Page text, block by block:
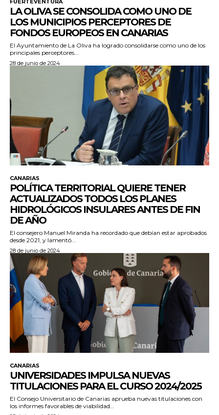
FUERTEVENTURA
LA OLIVA SE CONSOLIDA COMO UNO DE
LOS MUNICIPIOS PERCEPTORES DE
FONDOS EUROPEOS EN CANARIAS
El Ayuntamiento de La Oliva ha logrado consolidarse como uno de los
principales perceptores...
28 de junio de 2024
CANARIAS
POLÍTICA TERRITORIAL QUIERE TENER
ACTUALIZADOS TODOS LOS PLANES
HIDROLÓGICOS INSULARES ANTES DE FIN
DE AÑO
El consejero Manuel Miranda ha recordado que debían estar aprobados
desde 2021, y lamentó...
28 de junio de 2024
CANARIAS
UNIVERSIDADES IMPULSA NUEVAS
TITULACIONES PARA EL CURSO 2024/2025
El Consejo Universitario de Canarias aprueba nuevas titulaciones con
los informes favorables de viabilidad...